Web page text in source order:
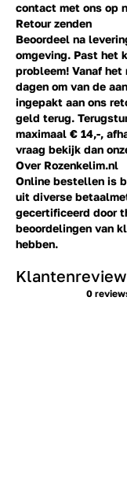
contact met ons op
Retour zenden
Beoordeel na
omgeving. Past het
probleem! Vanaf
dagen om van de
ingepakt aan ons
geld terug.
maximaal € 14,-,
vraag bekijk dan
Over Rozenkelim.nl
Online bestellen is
uit diverse
gecertificeerd door
beoordelingen van
hebben.
0